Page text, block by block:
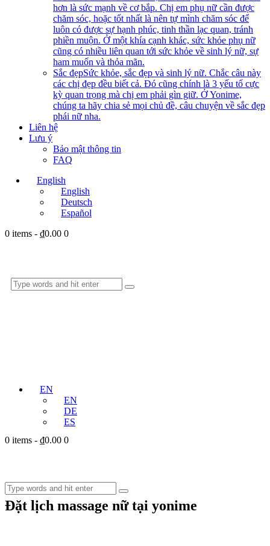
hơn là sức mạnh về cơ bắp. Chị em phụ nữ cần được
chăm sóc, hoặc tốt nhất là nên tự mình chăm sóc để
luôn có được sự hạnh phúc, tinh thần lạc quan, tránh
phiền muộn. Ở một khía cạnh khác, sức khỏe phụ nữ
cũng có nhiều liên quan tới sức khỏe về sinh lý nữ, sự
ham muốn và thỏa mãn.
Sắc đẹpSức khỏe, sắc đẹp và sinh lý nữ. Chắc câu này
các chị đẹp đều biết cả. Đó cũng chính là 3 yếu tố cực
kỳ quan trọng mà chị em phải gìn giữ. Ở Yonime,
chúng ta hãy chia sẻ mọi chủ đề, câu chuyện về sắc đẹp
phái nữ nha.
Liên hệ
Lưu ý
Bảo mật thông tin
FAQ
English
English
Deutsch
Español
0 items - ₫0.00 0
EN
EN
DE
ES
0 items - ₫0.00 0
Đặt lịch massage nữ tại yonime